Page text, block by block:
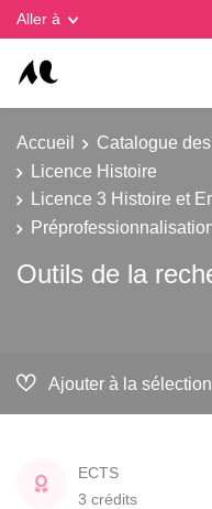
Aller à
Accueil Catalogue
Licence Histoire
Licence 3 Histoire et
Outils de la
Ajouter à la sélection
ECTS
3 crédits
Gestion des cookies